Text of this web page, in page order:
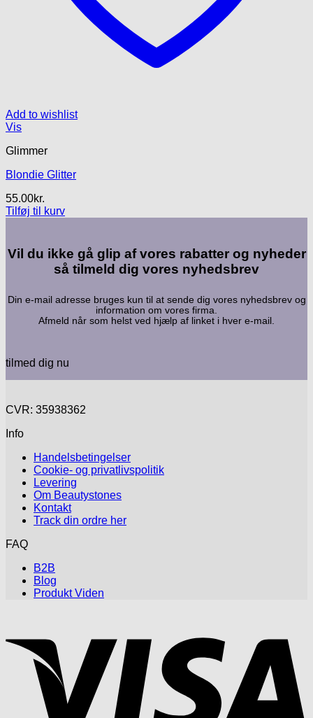
Add to wishlist
Vis
Glimmer
Blondie Glitter
55.00kr.
Tilføj til kurv
Vil du ikke gå glip af vores rabatter og nyheder
så tilmeld dig vores nyhedsbrev
Din e-mail adresse bruges kun til at sende dig vores nyhedsbrev og
information om vores firma.
Afmeld når som helst ved hjælp af linket i hver e-mail.
tilmed dig nu
CVR: 35938362
Info
Handelsbetingelser
Cookie- og privatlivspolitik
Levering
Om Beautystones
Kontakt
Track din ordre her
FAQ
B2B
Blog
Produkt Viden